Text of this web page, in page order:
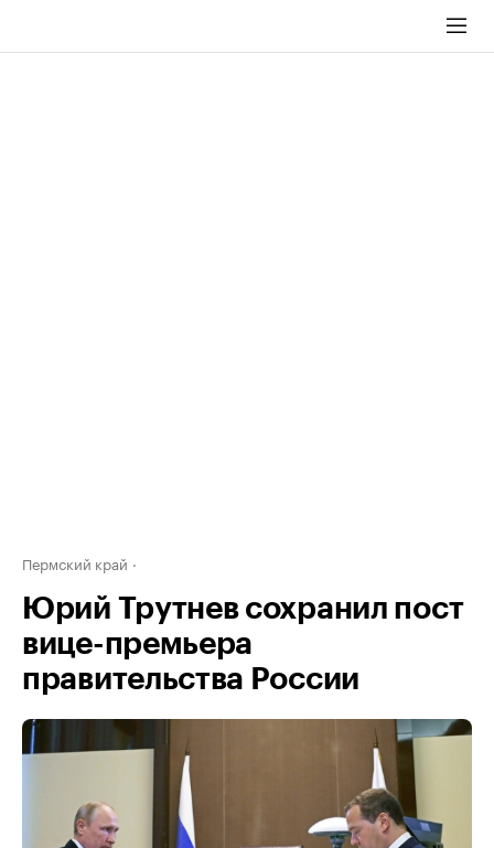
Пермский край
Юрий Трутнев сохранил пост
вице-премьера
правительства России